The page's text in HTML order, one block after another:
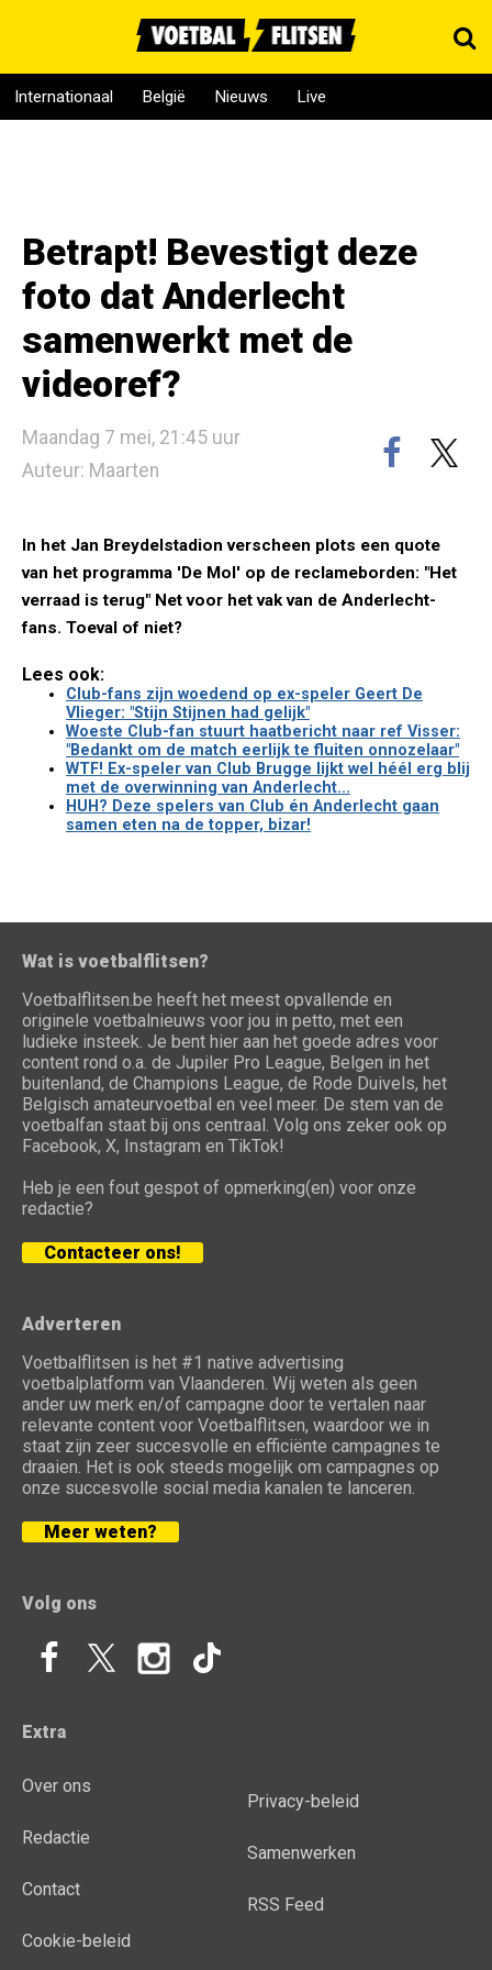
Internationaal België Nieuws Live
Betrapt! Bevestigt deze
foto dat Anderlecht
samenwerkt met de
videoref?
Maandag 7 mei, 21:45 uur
Auteur: Maarten
In het Jan Breydelstadion verscheen plots een quote
van het programma 'De Mol' op de reclameborden: "Het
verraad is terug" Net voor het vak van de Anderlecht-
fans. Toeval of niet?
Lees ook:
Club-fans zijn woedend op ex-speler Geert De
Vlieger: "Stijn Stijnen had gelijk"
Woeste Club-fan stuurt haatbericht naar ref Visser:
"Bedankt om de match eerlijk te fluiten onnozelaar"
WTF! Ex-speler van Club Brugge lijkt wel héél erg blij
met de overwinning van Anderlecht...
HUH? Deze spelers van Club én Anderlecht gaan
samen eten na de topper, bizar!
Wat is voetbalflitsen?
Voetbalflitsen.be heeft het meest opvallende en
originele voetbalnieuws voor jou in petto, met een
ludieke insteek. Je bent hier aan het goede adres voor
content rond o.a. de Jupiler Pro League, Belgen in het
buitenland, de Champions League, de Rode Duivels, het
Belgisch amateurvoetbal en veel meer. De stem van de
voetbalfan staat bij ons centraal. Volg ons zeker ook op
Facebook, X, Instagram en TikTok!
Heb je een fout gespot of opmerking(en) voor onze
redactie?
Contacteer ons!
Adverteren
Voetbalflitsen is het #1 native advertising
voetbalplatform van Vlaanderen. Wij weten als geen
ander uw merk en/of campagne door te vertalen naar
relevante content voor Voetbalflitsen, waardoor we in
staat zijn zeer succesvolle en efficiënte campagnes te
draaien. Het is ook steeds mogelijk om campagnes op
onze succesvolle social media kanalen te lanceren.
Meer weten?
Volg ons
Extra
Over ons
Redactie
Contact
Cookie-beleid
Privacy-beleid
Samenwerken
RSS Feed